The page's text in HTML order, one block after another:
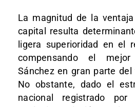
La magnitud de la
capital resulta
ligera superioridad en el
compensando el
Sánchez en gran parte
No obstante, dado el
nacional registrado